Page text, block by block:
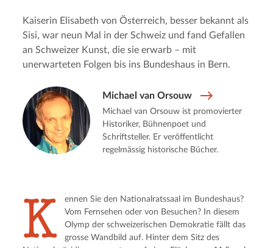
Kaiserin Elisabeth von Österreich, besser bekannt als
Sisi, war neun Mal in der Schweiz und fand Gefallen
an Schweizer Kunst, die sie erwarb – mit
unerwarteten Folgen bis ins Bundeshaus in Bern.
Michael van Orsouw
Michael van Orsouw ist promovierter
Historiker, Bühnenpoet und
Schriftsteller. Er veröffentlicht
regelmässig historische Bücher.
K
ennen Sie den Nationalratssaal im Bundeshaus?
Vom Fernsehen oder von Besuchen? In diesem
Olymp der schweizerischen Demokratie fällt das
grosse Wandbild auf. Hinter dem Sitz des